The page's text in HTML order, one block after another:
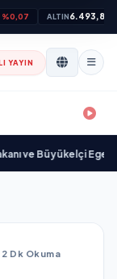
%0,07 ALTIN6.493,89
YAYIN
Büyükelçi Egemen
2 Dk Okuma